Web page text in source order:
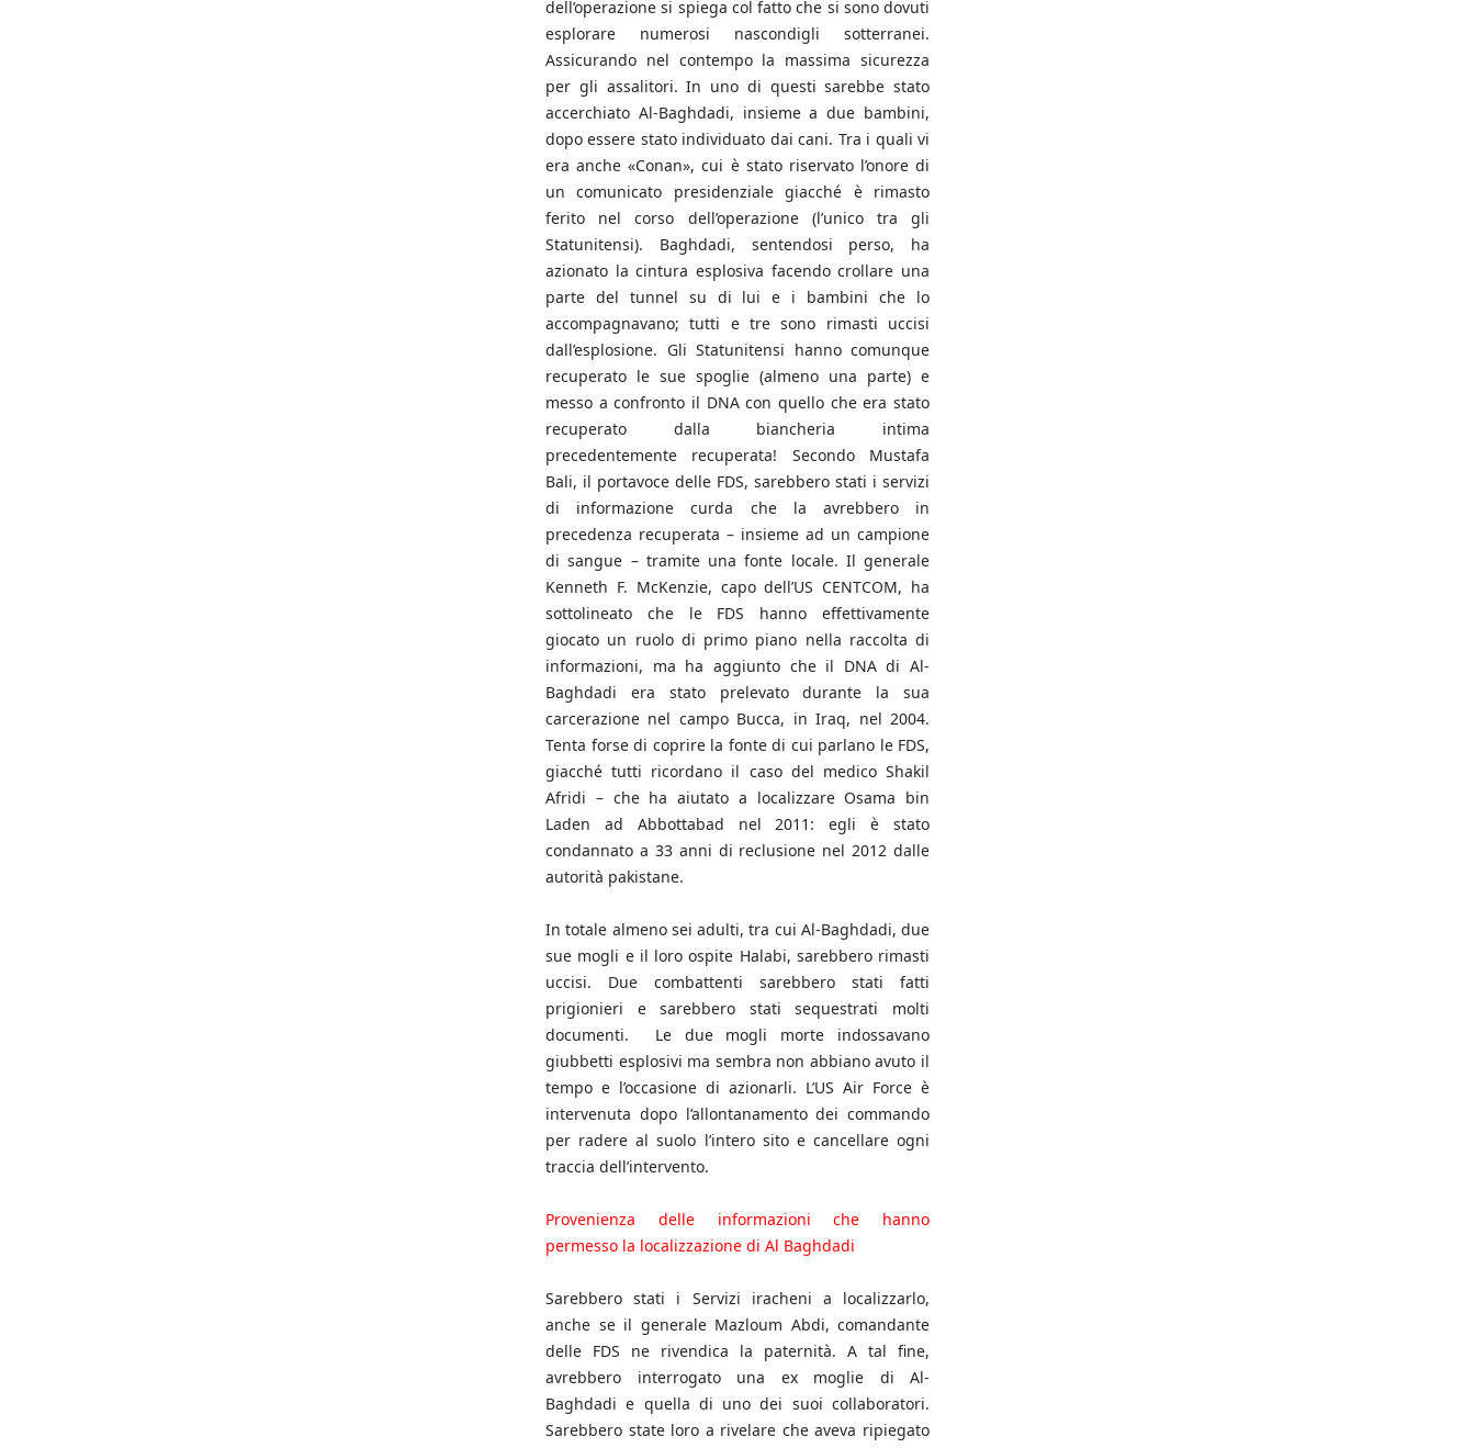
dell’operazione si spiega col fatto che si sono dovuti
esplorare numerosi nascondigli sotterranei.
Assicurando nel contempo la massima sicurezza
per gli assalitori. In uno di questi sarebbe stato
accerchiato Al-Baghdadi, insieme a due bambini,
dopo essere stato individuato dai cani. Tra i quali vi
era anche «Conan», cui è stato riservato l’onore di
un comunicato presidenziale giacché è rimasto
ferito nel corso dell’operazione (l’unico tra gli
Statunitensi). Baghdadi, sentendosi perso, ha
azionato la cintura esplosiva facendo crollare una
parte del tunnel su di lui e i bambini che lo
accompagnavano; tutti e tre sono rimasti uccisi
dall’esplosione. Gli Statunitensi hanno comunque
recuperato le sue spoglie (almeno una parte) e
messo a confronto il DNA con quello che era stato
recuperato dalla biancheria intima
precedentemente recuperata! Secondo Mustafa
Bali, il portavoce delle FDS, sarebbero stati i servizi
di informazione curda che la avrebbero in
precedenza recuperata – insieme ad un campione
di sangue – tramite una fonte locale. Il generale
Kenneth F. McKenzie, capo dell’US CENTCOM, ha
sottolineato che le FDS hanno effettivamente
giocato un ruolo di primo piano nella raccolta di
informazioni, ma ha aggiunto che il DNA di Al-
Baghdadi era stato prelevato durante la sua
carcerazione nel campo Bucca, in Iraq, nel 2004.
Tenta forse di coprire la fonte di cui parlano le FDS,
giacché tutti ricordano il caso del medico Shakil
Afridi – che ha aiutato a localizzare Osama bin
Laden ad Abbottabad nel 2011: egli è stato
condannato a 33 anni di reclusione nel 2012 dalle
autorità pakistane.
In totale almeno sei adulti, tra cui Al-Baghdadi, due
sue mogli e il loro ospite Halabi, sarebbero rimasti
uccisi. Due combattenti sarebbero stati fatti
prigionieri e sarebbero stati sequestrati molti
documenti. Le due mogli morte indossavano
giubbetti esplosivi ma sembra non abbiano avuto il
tempo e l’occasione di azionarli. L’US Air Force è
intervenuta dopo l’allontanamento dei commando
per radere al suolo l’intero sito e cancellare ogni
traccia dell’intervento.
Provenienza delle informazioni che hanno
permesso la localizzazione di Al Baghdadi
Sarebbero stati i Servizi iracheni a localizzarlo,
anche se il generale Mazloum Abdi, comandante
delle FDS ne rivendica la paternità. A tal fine,
avrebbero interrogato una ex moglie di Al-
Baghdadi e quella di uno dei suoi collaboratori.
Sarebbero state loro a rivelare che aveva ripiegato